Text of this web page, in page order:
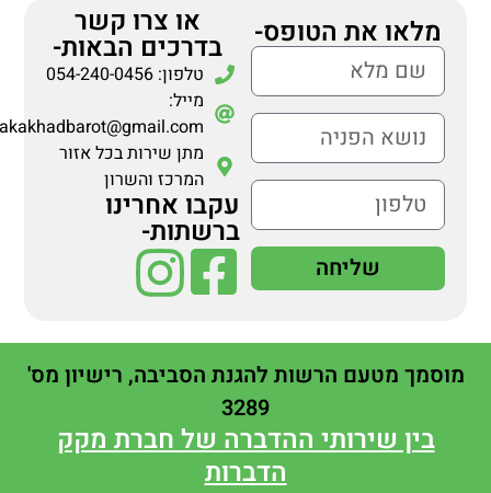
מלאו את הטופס-
שליחה
או צרו קשר
בדרכים הבאות-
טלפון: 054-240-0456
מייל:
makakhadbarot@gmail.com
מתן שירות בכל אזור
המרכז והשרון
עקבו אחרינו
ברשתות-
מוסמך מטעם הרשות להגנת הסביבה, רישיון מס'
3289
בין שירותי ההדברה של חברת מקק
הדברות